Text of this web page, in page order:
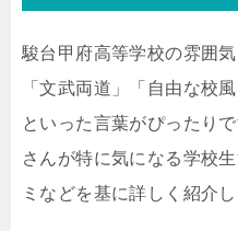
駿台甲府高等学校の雰囲
「文武両道」「自由な校
といった言葉がぴったり
さんが特に気になる学校
ミなどを基に詳しく紹介し